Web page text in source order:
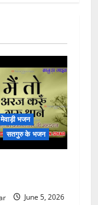
मेवाड़ी भजन
सतगुरु के भजन
June 5, 2026